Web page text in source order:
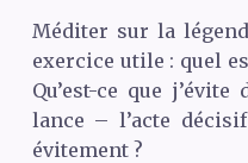
Méditer sur la
exercice utile : quel
Qu’est-ce que
lance – l’acte
évitement ?